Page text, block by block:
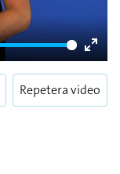
Enter
Repetera video